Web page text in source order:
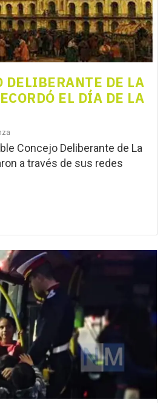
DELIBERANTE DE LA
EL DÍA DE LA
Concejo Deliberante de La
a través de sus redes